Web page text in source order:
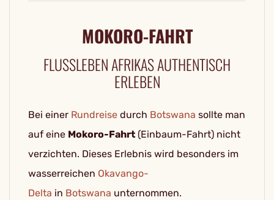
MOKORO-FAHRT
FLUSSLEBEN AFRIKAS AUTHENTISCH
ERLEBEN
Bei einer Rundreise durch Botswana sollte man
auf eine Mokoro-Fahrt (Einbaum-Fahrt) nicht
verzichten. Dieses Erlebnis wird besonders im
wasserreichen Okavango-
Delta in Botswana unternommen.